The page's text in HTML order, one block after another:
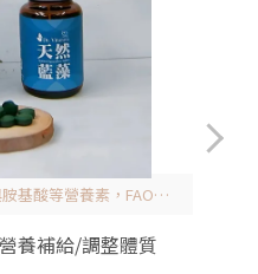
基酸等營養素，FAO譽
頭把關並逐批檢驗
養補給/調整體質